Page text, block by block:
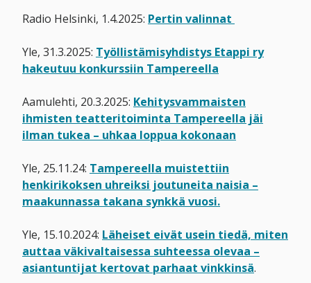
Radio Helsinki, 1.4.2025: Pertin valinnat
Yle, 31.3.2025: Työllistämisyhdistys Etappi ry
hakeutuu konkurssiin Tampereella
Aamulehti, 20.3.2025: Kehitysvammaisten
ihmisten teatteritoiminta Tampereella jäi
ilman tukea – uhkaa loppua kokonaan
Yle, 25.11.24: Tampereella muistettiin
henkirikoksen uhreiksi joutuneita naisia –
maakunnassa takana synkkä vuosi.
Yle, 15.10.2024: Läheiset eivät usein tiedä, miten
auttaa väkivaltaisessa suhteessa olevaa –
asiantuntijat kertovat parhaat vinkkinsä.